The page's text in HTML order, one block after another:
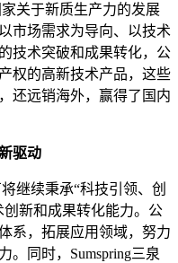
关于新质生产力的发展
市场需求为导向、以技术
技术突破和成果转化，公
权的高新技术产品，这些
还远销海外，赢得了国内
驱动
继续秉承“科技引领、创
新和成果转化能力。公
系，拓展应用领域，努力
。同时，Sumspring三泉